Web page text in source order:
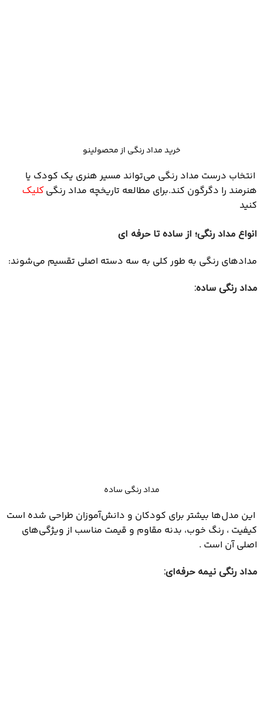
خرید مداد رنگی از محصولینو
انتخاب درست مداد رنگی می‌تواند مسیر هنری یک کودک یا
هنرمند را دگرگون کند.برای مطالعه تاریخچه مداد رنگیکلیک
کنید
انواع مداد رنگی؛ از ساده تا حرفه‌ ای
مدادهای رنگی به طور کلی به سه دسته اصلی تقسیم می‌شوند:
مداد رنگی ساده:
مداد رنگی ساده
این مدل‌ها بیشتر برای کودکان و دانش‌آموزان طراحی شده است
کیفیت ، رنگ خوب، بدنه مقاوم و قیمت مناسب از ویژگی‌های
اصلی آن است .
مداد رنگی نیمه‌ حرفه‌ای: